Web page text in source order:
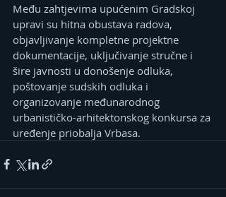
Među zahtjevima upućenim Gradskoj
upravi su hitna obustava radova,
objavljivanje kompletne projektne
dokumentacije, uključivanje stručne i
šire javnosti u donošenje odluka,
poštovanje sudskih odluka i
organizovanje međunarodnog
urbanističko-arhitektonskog konkursa za
uređenje priobalja Vrbasa.